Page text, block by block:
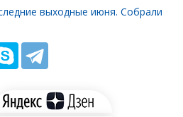
выходные июня. Собрали